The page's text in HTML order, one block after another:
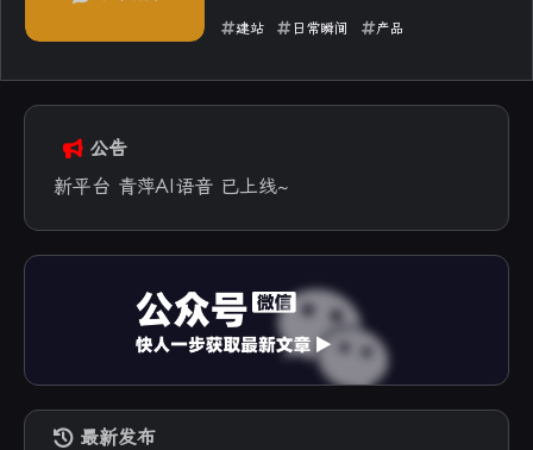
建站 日常瞬间 产品
公告
新平台 青萍AI语音 已上线~
最新发布